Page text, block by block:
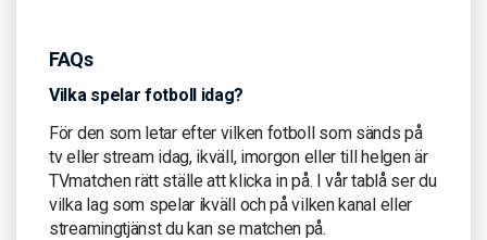
FAQs
Vilka spelar fotboll idag?
För den som letar efter vilken fotboll som sänds på
tv eller stream idag, ikväll, imorgon eller till helgen är
TVmatchen rätt ställe att klicka in på. I vår tablå ser du
vilka lag som spelar ikväll och på vilken kanal eller
streamingtjänst du kan se matchen på.